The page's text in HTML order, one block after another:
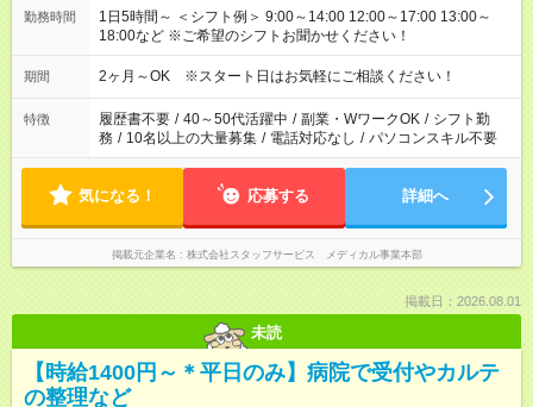
勤務時間
1日5時間～ ＜シフト例＞ 9:00～14:00 12:00～17:00 13:00～
18:00など ※ご希望のシフトお聞かせください！
期間 2ヶ月～OK ※スタート日はお気軽にご相談ください！
特徴 履歴書不要 / 40～50代活躍中 / 副業・WワークOK / シフト勤
務 / 10名以上の大量募集 / 電話対応なし / パソコンスキル不要
気になる！ 応募する 詳細へ
掲載元企業名 株式会社スタッフサービス メディカル事業本部
掲載日：2026.08.01
未読
【時給1400円～＊平日のみ】病院で受付やカルテ
の整理など